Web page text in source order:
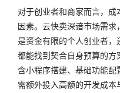
对于创业者和商家而言，
因素。云快卖深谙市场需
是资金有限的个人创业者，
都能找到契合自身预算的
含小程序搭建、基础功能
需额外投入高额的开发成